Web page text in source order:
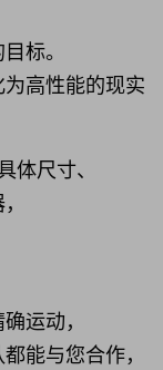
标。
高性能的现实
体尺寸、
运动，
能与您合作，